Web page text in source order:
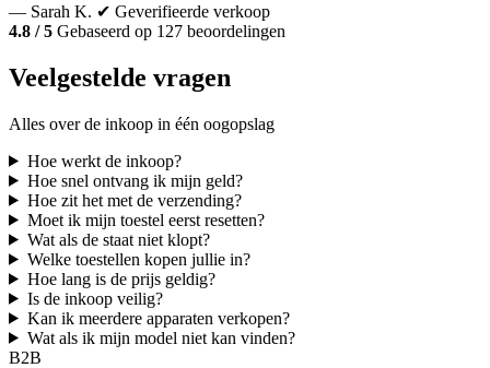
— Sarah K. ✔ Geverifieerde verkoop
4.8 / 5 Gebaseerd op 127 beoordelingen
Veelgestelde vragen
Alles over de inkoop in één oogopslag
Hoe werkt de inkoop?
Hoe snel ontvang ik mijn geld?
Hoe zit het met de verzending?
Moet ik mijn toestel eerst resetten?
Wat als de staat niet klopt?
Welke toestellen kopen jullie in?
Hoe lang is de prijs geldig?
Is de inkoop veilig?
Kan ik meerdere apparaten verkopen?
Wat als ik mijn model niet kan vinden?
B2B